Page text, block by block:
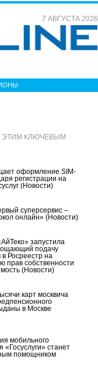
7 АВГУСТА 2026
ЭТИМ КЛЮЧЕВЫМ
оформление SIM-
регистрации на
(Новости)
суперсервис –
онлайн»(Новости)
запустила
подачу
в Росреестр на
прав собственности
(Новости)
карт москвича
в Москве
мобильного
«Госуслуги» станет
помощником